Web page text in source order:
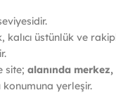
kalıcı üstünlük ve
site;alanında
konumuna yerleşir.